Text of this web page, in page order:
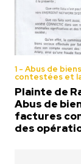
1 - Abus de
contestées et
Plainte de
Abus de
factures
des